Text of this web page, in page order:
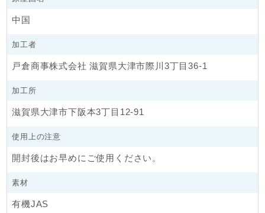
中国
加工者
戸倉商事株式会社 滋賀県大津市際川3丁目36-1
加工所
滋賀県大津市下阪本3丁目12-91
使用上の注意
開封後はお早めにご使用ください。
素材
有機JAS